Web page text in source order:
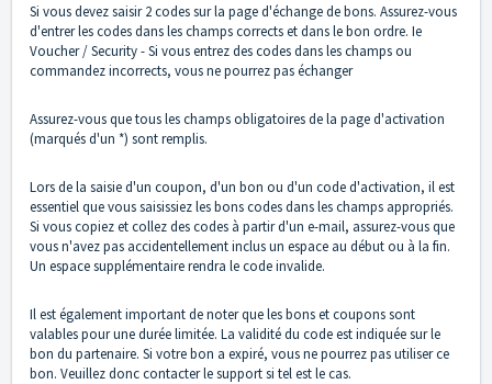
Si vous devez saisir 2 codes sur la page d'échange de bons. Assurez-vous
d'entrer les codes dans les champs corrects et dans le bon ordre. Ie
Voucher / Security - Si vous entrez des codes dans les champs ou
commandez incorrects, vous ne pourrez pas échanger
Assurez-vous que tous les champs obligatoires de la page d'activation
(marqués d'un *) sont remplis.
Lors de la saisie d'un coupon, d'un bon ou d'un code d'activation, il est
essentiel que vous saisissiez les bons codes dans les champs appropriés.
Si vous copiez et collez des codes à partir d'un e-mail, assurez-vous que
vous n'avez pas accidentellement inclus un espace au début ou à la fin.
Un espace supplémentaire rendra le code invalide.
Il est également important de noter que les bons et coupons sont
valables pour une durée limitée. La validité du code est indiquée sur le
bon du partenaire. Si votre bon a expiré, vous ne pourrez pas utiliser ce
bon. Veuillez donc contacter le support si tel est le cas.